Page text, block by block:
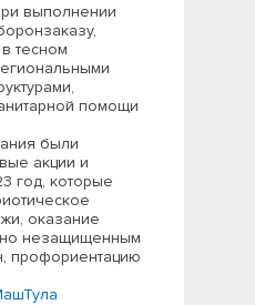
выполнении
тесном
помощи
были
акции и
год, которые
оказание
незащищенным
профориентацию